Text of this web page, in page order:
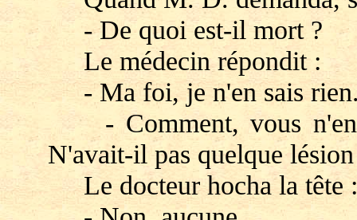
- De quoi est-il mort ?
Le médecin répondit :
- Ma foi, je n'en sais
- Comment, vous n'en
N'avait-il pas quelque
Le docteur hocha la tête :